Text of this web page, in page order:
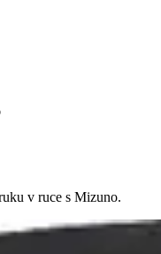
v ruce s Mizuno.